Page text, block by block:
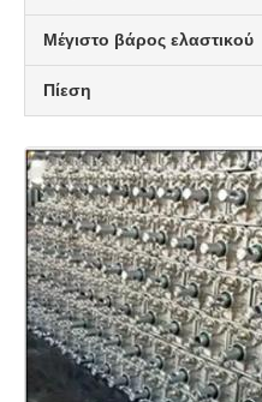
Μέγιστο βάρος ελαστικού
Πίεση